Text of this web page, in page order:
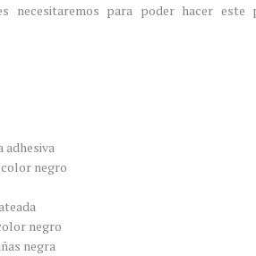
necesitaremos para poder hacer este
adhesiva
negro
negro
negra